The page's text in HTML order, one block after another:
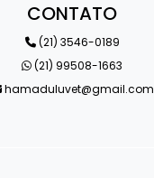
CONTATO
(21) 3546-0189
(21) 99508-1663
hamaduluvet@gmail.com